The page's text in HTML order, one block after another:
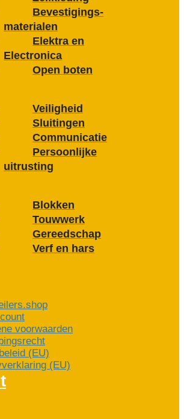
Bevestigings­­
materialen
Elektra en
Electronica
Open boten
Veiligheid
Sluitingen
Communicatie
Persoonlijke
uitrusting
Blokken
Touwwerk
Gereedschap
Verf en hars
voorwaarden
(EU)
(EU)